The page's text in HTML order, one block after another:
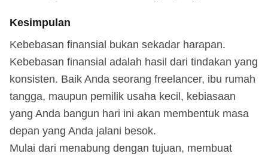
Kesimpulan
Kebebasan finansial bukan sekadar harapan.
Kebebasan finansial adalah hasil dari tindakan yang
konsisten. Baik Anda seorang freelancer, ibu rumah
tangga, maupun pemilik usaha kecil, kebiasaan
yang Anda bangun hari ini akan membentuk masa
depan yang Anda jalani besok.
Mulai dari menabung dengan tujuan, membuat